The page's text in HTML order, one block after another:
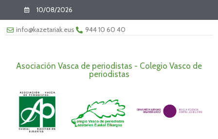
10/08/2026
info@kazetariak.eus 944 10 60 40
Asociación Vasca de periodistas - Colegio Vasco de
periodistas